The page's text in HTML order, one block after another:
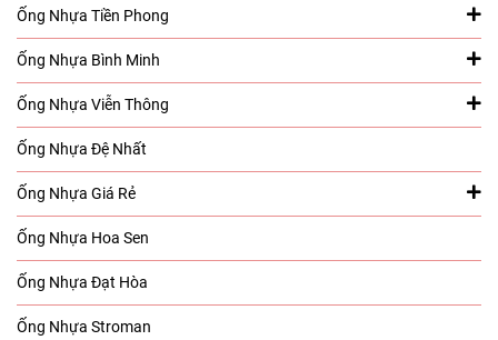
Ống Nhựa Tiền Phong
Ống Nhựa Bình Minh
Ống Nhựa Viễn Thông
Ống Nhựa Đệ Nhất
Ống Nhựa Giá Rẻ
Ống Nhựa Hoa Sen
Ống Nhựa Đạt Hòa
Ống Nhựa Stroman